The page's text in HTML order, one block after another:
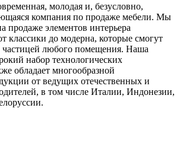
молодая и, безусловно,
компания по продаже мебели. Мы
продаже элементов интерьера
классики до модерна, которые смогут
частицей любого помещения. Наша
набор технологических
обладает многообразной
от ведущих отечественных и
в том числе Италии, Индонезии,